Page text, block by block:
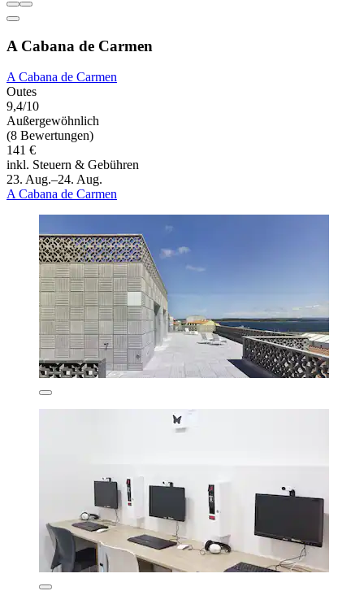
A Cabana de Carmen
A Cabana de Carmen
Outes
9,4/10
Außergewöhnlich
(8 Bewertungen)
141 €
inkl. Steuern & Gebühren
23. Aug.–24. Aug.
A Cabana de Carmen